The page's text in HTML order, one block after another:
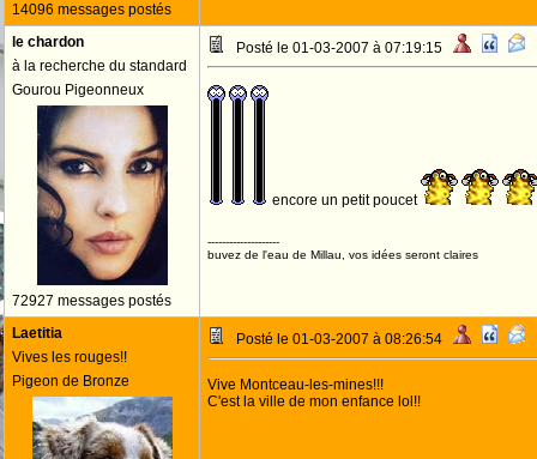
14096 messages postés
le chardon
à la recherche du standard
Gourou Pigeonneux
72927 messages postés
Posté le 01-03-2007 à 07:19:15
encore un petit poucet
--------------------
buvez de l'eau de Millau, vos idées seront claires
Laetitia
Vives les rouges!!
Pigeon de Bronze
Posté le 01-03-2007 à 08:26:54
Vive Montceau-les-mines!!!
C'est la ville de mon enfance lol!!